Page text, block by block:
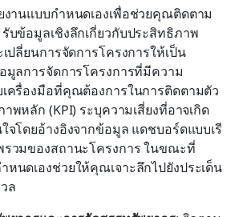
านแบบกำหนดเองเพื่อช่วยคุณติดตาม
บข้อมูลเชิงลึกเกี่ยวกับประสิทธิภาพ
ปลี่ยนการจัดการโครงการให้เป็น
มูลการจัดการโครงการที่มีความ
ครื่องมือที่คุณต้องการในการติดตามตัว
พหลัก (KPI) ระบุความเสี่ยงที่อาจเกิด
จโดยอ้างอิงจากข้อมูล แดชบอร์ดแบบเรี
วมของสถานะโครงการ ในขณะที่
หนดเองช่วยให้คุณเจาะลึกไปยังประเด็น
ล